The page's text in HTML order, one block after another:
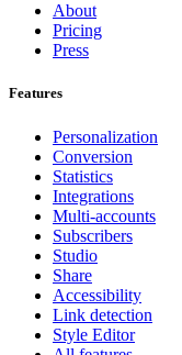
About
Pricing
Press
Features
Personalization
Conversion
Statistics
Integrations
Multi-accounts
Subscribers
Studio
Share
Accessibility
Link detection
Style Editor